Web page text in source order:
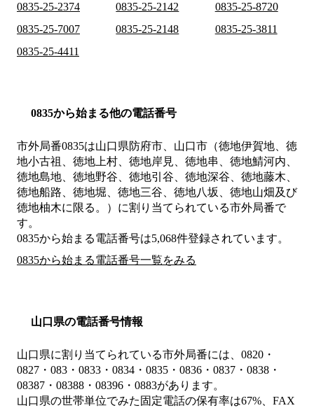
0835-25-2374
0835-25-2142
0835-25-8720
0835-25-7007
0835-25-2148
0835-25-3811
0835-25-4411
0835から始まる他の電話番号
市外局番0835は山口県防府市、山口市（徳地伊賀地、徳
地小古祖、徳地上村、徳地岸見、徳地串、徳地鯖河内、
徳地島地、徳地野谷、徳地引谷、徳地深谷、徳地藤木、
徳地船路、徳地堀、徳地三谷、徳地八坂、徳地山畑及び
徳地柚木に限る。） に割り当てられている市外局番で
す。
0835から始まる電話番号は5,068件登録されています。
0835から始まる電話番号一覧をみる
山口県の電話番号情報
山口県に割り当てられている市外局番には、0820・
0827・083・0833・0834・0835・0836・0837・0838・
08387・08388・08396・0883があります。
山口県の世帯単位でみた固定電話の保有率は67%、FAX